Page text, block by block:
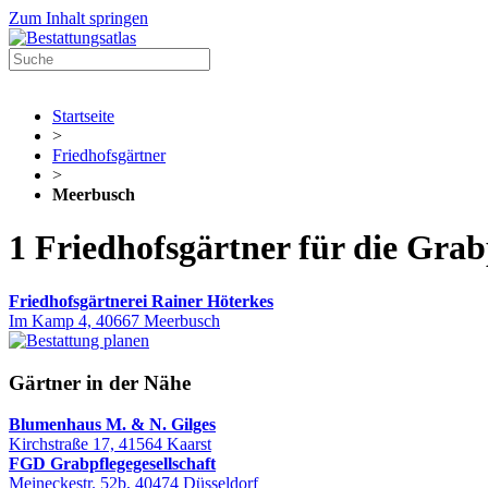
Zum Inhalt springen
Startseite
>
Friedhofsgärtner
>
Meerbusch
1 Friedhofsgärtner für die
Friedhofsgärtnerei Rainer Höterkes
Im Kamp 4, 40667 Meerbusch
Gärtner in der Nähe
Blumenhaus M. & N. Gilges
Kirchstraße 17, 41564 Kaarst
FGD Grabpflegegesellschaft
Meineckestr. 52b, 40474 Düsseldorf